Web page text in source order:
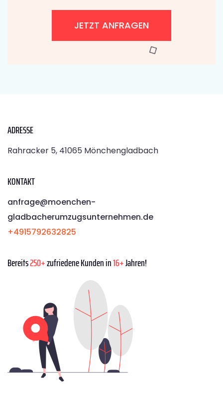
JETZT ANFRAGEN
ADRESSE
Rahracker 5, 41065 Mönchengladbach
KONTAKT
anfrage@moenchen­
gladbacherumzugsunternehmen.de
+4915792632825
Bereits250+zufriedene Kunden in16+Jahren!